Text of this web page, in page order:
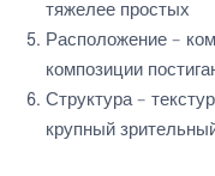
тяжелее простых
Расположение –
композиции
Структура –
крупный